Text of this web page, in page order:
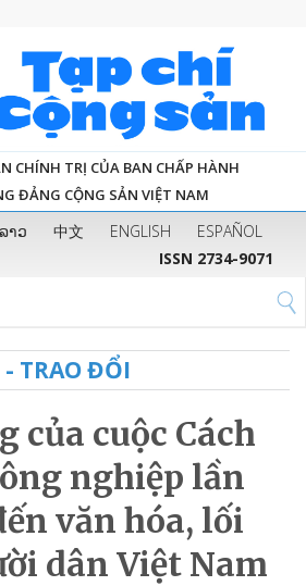
CHÍNH TRỊ CỦA BAN CHẤP HÀNH
ĐẢNG CỘNG SẢN VIỆT NAM
າວ 中文 ENGLISH
ESPAÑOL
ISSN 2734-9071
TRAO ĐỔI
của cuộc Cách
nghiệp lần
văn hóa, lối
dân Việt Nam